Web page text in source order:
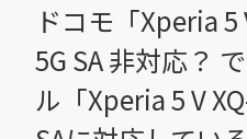
ドコモ「Xperia 5
5G SA 非対応？
ル「Xperia 5 V